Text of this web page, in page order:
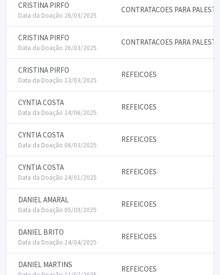
CRISTINA PIRFO
Data da Doação 26/03/2025
CONTRATACOES PARA
CRISTINA PIRFO
Data da Doação 26/03/2025
CONTRATACOES PARA
CRISTINA PIRFO
Data da Doação 13/03/2025
REFEICOES
CYNTIA COSTA
Data da Doação 24/06/2025
REFEICOES
CYNTIA COSTA
Data da Doação 06/03/2025
REFEICOES
CYNTIA COSTA
Data da Doação 24/01/2025
REFEICOES
DANIEL AMARAL
Data da Doação 05/09/2025
REFEICOES
DANIEL BRITO
Data da Doação 24/04/2025
REFEICOES
DANIEL MARTINS REFEICOES